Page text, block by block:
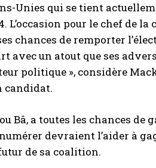
Unies qui se tient
pour le chef de
chances de remporter
avec un atout que ses
politique », considère
candidat.
Bâ, a toutes les chances de
devraient l’aider à
de sa coalition.